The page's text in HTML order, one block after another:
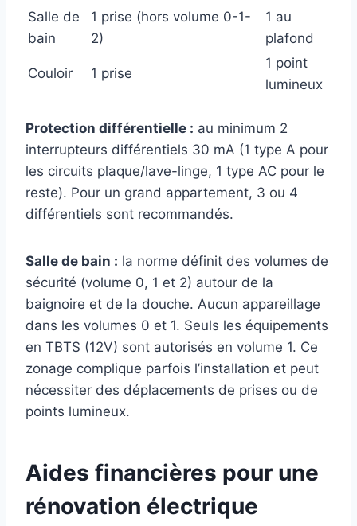
Salle de
bain
1 prise (hors volume 0-1-
2)
1 au
plafond
Couloir 1 prise
1 point
lumineux
Protection différentielle : au minimum 2
interrupteurs différentiels 30 mA (1 type A pour
les circuits plaque/lave-linge, 1 type AC pour le
reste). Pour un grand appartement, 3 ou 4
différentiels sont recommandés.
Salle de bain : la norme définit des volumes de
sécurité (volume 0, 1 et 2) autour de la
baignoire et de la douche. Aucun appareillage
dans les volumes 0 et 1. Seuls les équipements
en TBTS (12V) sont autorisés en volume 1. Ce
zonage complique parfois l’installation et peut
nécessiter des déplacements de prises ou de
points lumineux.
Aides financières pour une
rénovation électrique